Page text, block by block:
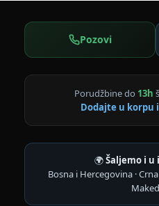
Pozovi
Porudžbine do 13h
Dodajte u korpu
🌍Šaljemo i
Bosna i Hercegovina ·